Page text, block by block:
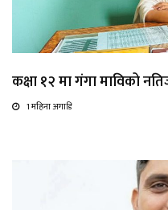
कक्षा १२ मा गंगा माविको
1 महिना अगाडि